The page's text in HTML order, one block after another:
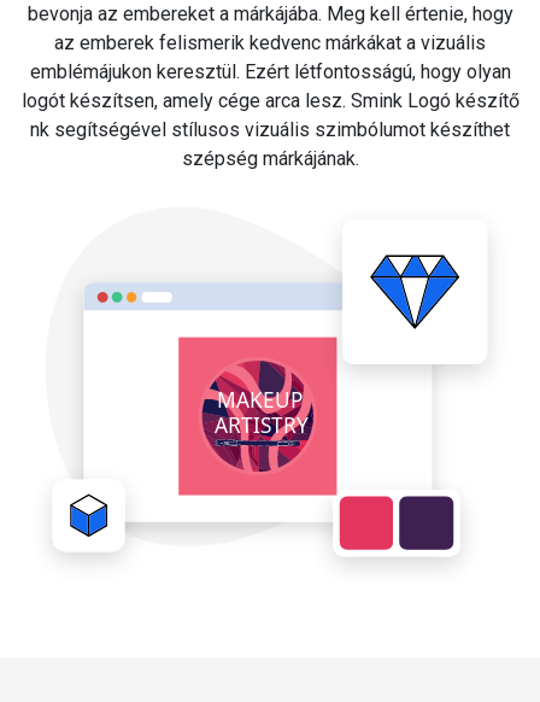
bevonja az embereket a márkájába. Meg kell értenie, hogy
az emberek felismerik kedvenc márkákat a vizuális
emblémájukon keresztül. Ezért létfontosságú, hogy olyan
logót készítsen, amely cége arca lesz. Smink Logó készítő
nk segítségével stílusos vizuális szimbólumot készíthet
szépség márkájának.